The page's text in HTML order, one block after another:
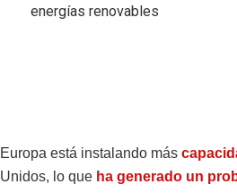
energías renovables
Europa está instalando más
Unidos, lo que ha generado un